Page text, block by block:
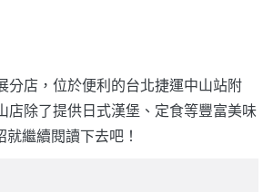
分店，位於便利的台北捷運中山站附
店除了提供日式漢堡、定食等豐富美味
繼續閱讀下去吧！